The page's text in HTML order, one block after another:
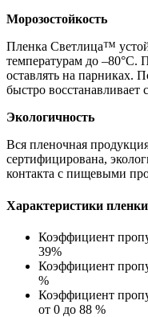
Морозостойкость
Пленка Светлица™
температурам до –80°С.
оставлять на парниках.
быстро восстанавливает
Экологичность
Вся пленочная
сертифицирована,
контакта с пищевыми
Характеристики пленки
Коэффициент
39%
Коэффициент
%
Коэффициент
от 0 до 88 %